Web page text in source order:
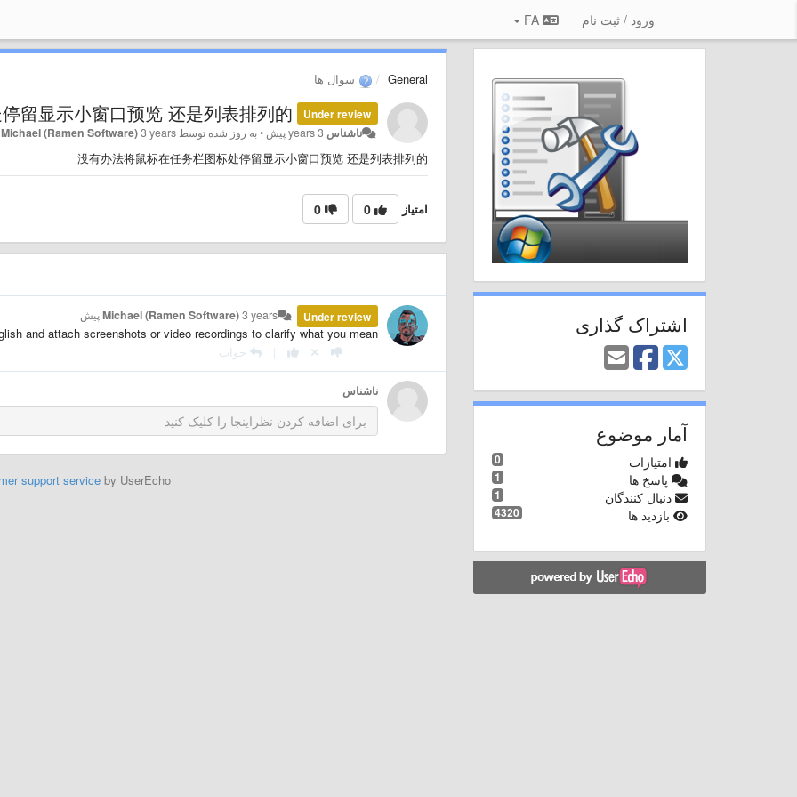
ورود / ثبت نام
General سوال ها
Under review
留显示小窗口预览 还是列表排列的
ناشناس 3 years پیش •به روز شده توسط Michael (Ramen Software)3 years پیش
没有办法将鼠标在任务栏图标处停留显示小窗口预览 还是列表排列的
امتیاز 0
0
Under review
Michael (Ramen Software)3 years پیش
and attach screenshots or video recordings to clarify what you mean.
جواب
ناشناس
support serviceby UserEcho
اشتراک گذاری
آمار موضوع
0 امتیازات
1 پاسخ ها
1 دنبال کنندگان
4320 بازدید ها